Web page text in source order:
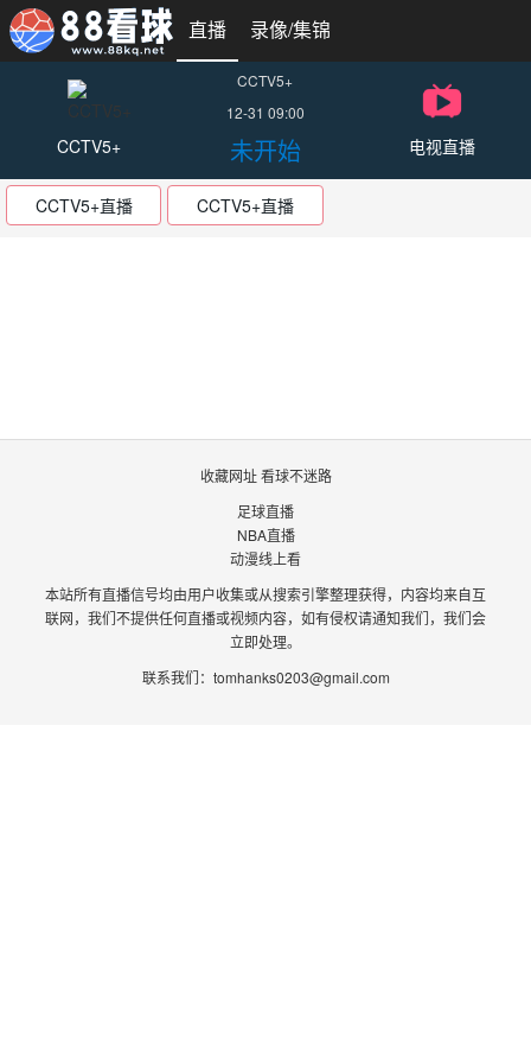
直播 录像/集锦
CCTV5+
CCTV5+
12-31 09:00
未开始 电视直播
CCTV5+直播 CCTV5+直播
收藏网址 看球不迷路
足球直播
NBA直播
动漫线上看
本站所有直播信号均由用户收集或从搜索引擎整理获得，内容均来自互
联网，我们不提供任何直播或视频内容，如有侵权请通知我们，我们会
立即处理。
联系我们： tomhanks0203@gmail.com